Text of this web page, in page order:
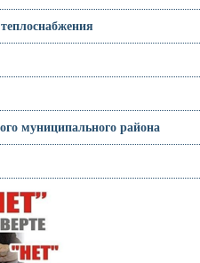
муниципального района